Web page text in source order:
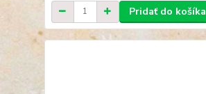
Pridať do košíka